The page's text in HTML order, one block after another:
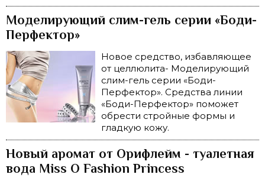
Моделирующий слим-гель серии «Боди-
Перфектор»
Новое средство, избавляющее
от целлюлита- Моделирующий
слим-гель серии «Боди-
Перфектор». Средства линии
«Боди-Перфектор» поможет
обрести стройные формы и
гладкую кожу.
Новый аромат от Орифлейм - туалетная
вода Miss O Fashion Princess